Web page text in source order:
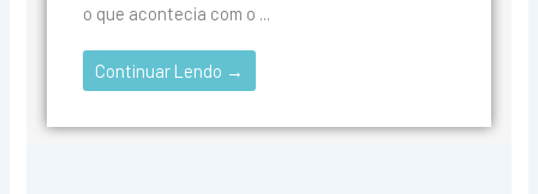
o que acontecia com o ...
Continuar Lendo →